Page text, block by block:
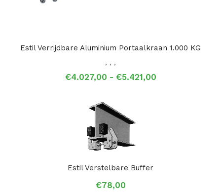
Estil Verrijdbare Aluminium Portaalkraan 1.000 KG
, , ,
€4.027,00 - €5.421,00Prijsklasse:
Estil Verstelbare Buffer
€78,00